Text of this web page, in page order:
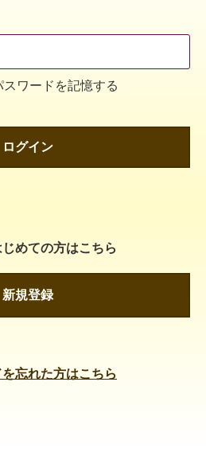
スワードを記憶する
ログイン
めての方はこちら
新規登録
忘れた方はこちら